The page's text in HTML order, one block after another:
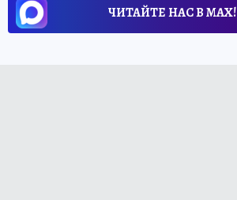
ЧИТАЙТЕ НАС В МАХ!